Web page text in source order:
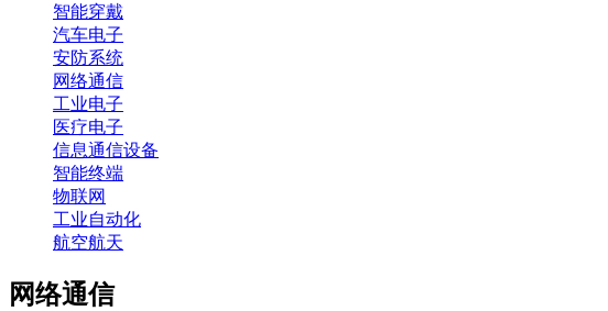
智能穿戴
汽车电子
安防系统
网络通信
工业电子
医疗电子
信息通信设备
智能终端
物联网
工业自动化
航空航天
网络通信